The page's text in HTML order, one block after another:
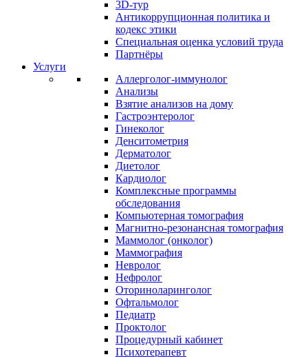
3D-тур
Антикоррупционная политика и
кодекс этики
Специальная оценка условий труда
Партнёры
Услуги
Аллерголог-иммунолог
Анализы
Взятие анализов на дому
Гастроэнтеролог
Гинеколог
Денситометрия
Дерматолог
Диетолог
Кардиолог
Комплексные программы
обследования
Компьютерная томография
Магнитно-резонансная томография
Маммолог (онколог)
Маммография
Невролог
Нефролог
Оториноларинголог
Офтальмолог
Педиатр
Проктолог
Процедурный кабинет
Психотерапевт